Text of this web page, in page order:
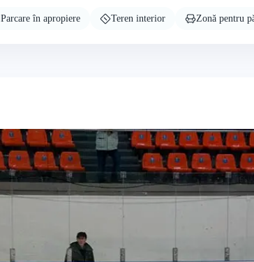
Parcare în apropiere Teren interior Zonă pentru